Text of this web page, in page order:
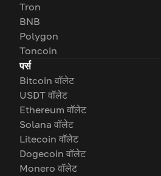
Tron
BNB
Polygon
Toncoin
पर्स
Bitcoin वॉलेट
USDT वॉलेट
Ethereum वॉलेट
Solana वॉलेट
Litecoin वॉलेट
Dogecoin वॉलेट
Monero वॉलेट